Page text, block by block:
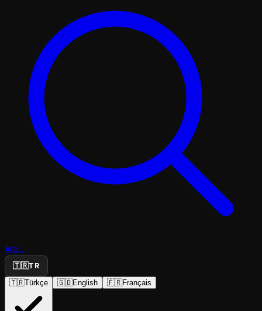
Ara...
🇹🇷TR
🇹🇷Türkçe 🇬🇧English 🇫🇷Français